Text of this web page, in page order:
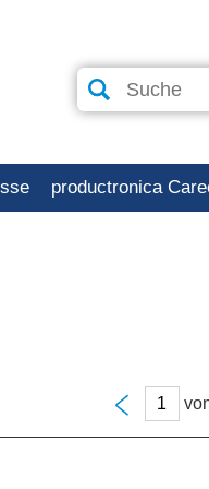
productronica